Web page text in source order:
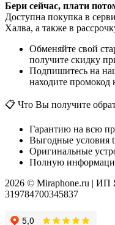
Бери сейчас, плати
Доступна покупка в
Халва, а также в
Обменяйте свой
получите скидку
Подпишитесь на
находите промокод
📋 Что Вы получите
Гарантию на всю
Выгодные условия
Оригинальные
Полную
2026 © Miraphone.ru |
319784700345837